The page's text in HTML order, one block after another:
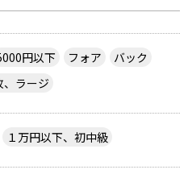
円以下 フォア
バック
、ラージ
１万円以下、初中級